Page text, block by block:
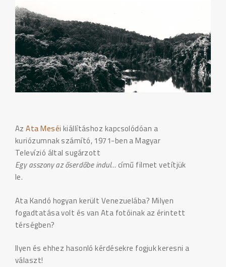
AzAta Meséi kiállításhoz kapcsolódóan a
kuriózumnak számító, 1971-ben a Magyar
Televízió által sugárzott
Egy asszony az őserdőbe indul… című filmet vetítjük
le.
Ata Kandó hogyan került Venezuelába? Milyen
fogadtatása volt és van Ata fotóinak az érintett
térségben?
Ilyen és ehhez hasonló kérdésekre fogjuk keresni a
választ!